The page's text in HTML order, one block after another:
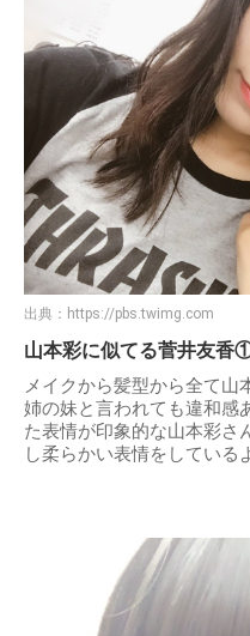
出典： https://pbs.twimg.com
山本彩に似てる菅井友香
メイクから髪型から全て山
姉の妹と言われても違和感
た表情が印象的な山本彩さ
し柔らかい表情をしている